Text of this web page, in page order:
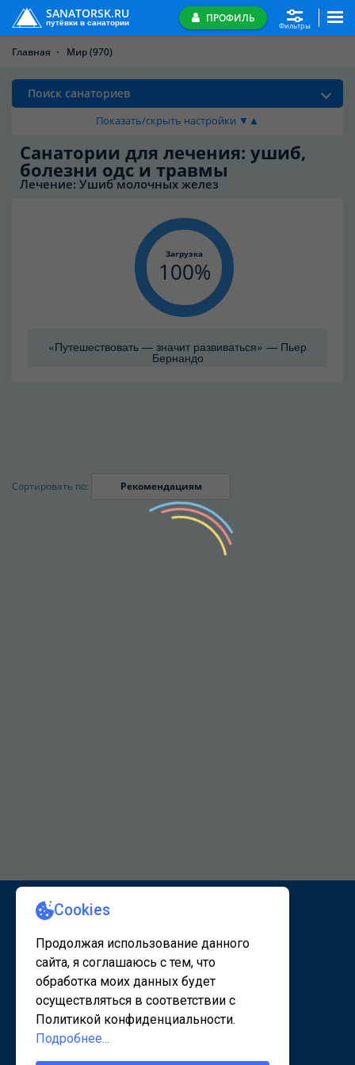
SANATORSK.RU
путёвки в санатории ПРОФИЛЬ
Фильтры
Главная Мир(970)
Поиск санаториев
Показать/скрыть настройки ▼▲
Санатории для лечения: ушиб,
болезни одс и травмы
Лечение: Ушиб молочных желез
Загрузка
100
«Путешествовать — значит развиваться» — Пьер
Бернандо
Сортировать по: Рекомендациям
КАРТА САЙТА 1 КАРТА САЙТА 2
© 2020 - 2026, www.sanatorsk.ru